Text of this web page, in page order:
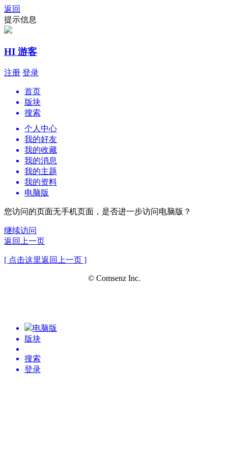
返回
提示信息
HI 游客
注册 登录
首页
版块
搜索
个人中心
我的好友
我的收藏
我的消息
我的主题
我的资料
电脑版
您访问的页面无手机页面，是否进一步访问电脑版？
继续访问
返回上一页
[ 点击这里返回上一页 ]
© Comsenz Inc.
电脑版
版块
搜索
登录